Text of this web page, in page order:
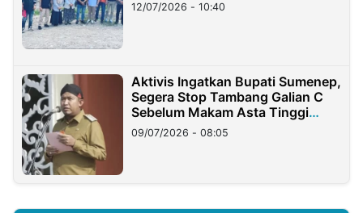
12/07/2026 - 10:40
Aktivis Ingatkan Bupati Sumenep,
Segera Stop Tambang Galian C
Sebelum Makam Asta Tinggi
Longsor
09/07/2026 - 08:05